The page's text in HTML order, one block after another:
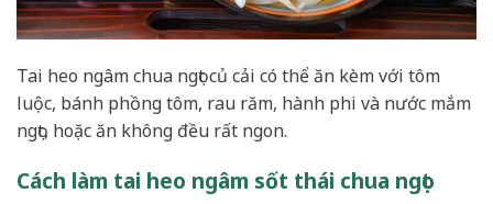
Tai heo ngâm chua ngọt củ cải có thể ăn kèm với tôm
luộc, bánh phồng tôm, rau răm, hành phi và nước mắm
ngọt, hoặc ăn không đều rất ngon.
Cách làm tai heo ngâm sốt thái chua ngọt